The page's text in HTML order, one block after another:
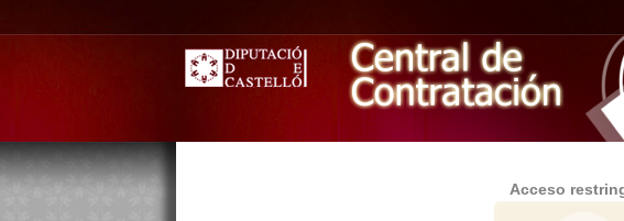
Acceso